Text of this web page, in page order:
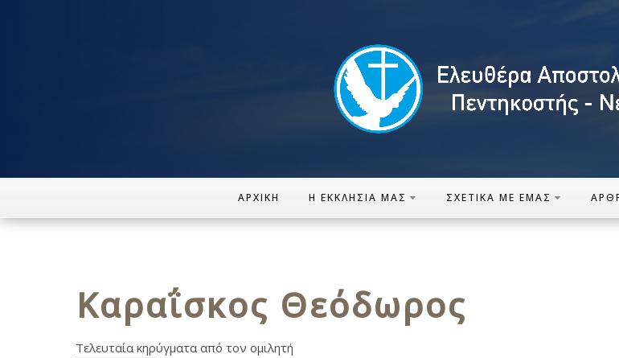
ΑΡΧΙΚΉ Η ΕΚΚΛΗΣΊΑ ΜΑΣ ΣΧΕΤΙΚΆ ΜΕ ΕΜΆΣ
Καραΐσκος Θεόδωρος
Τελευταία κηρύγματα από τον ομιλητή